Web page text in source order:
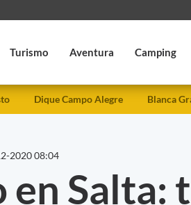
Turismo Aventura Camping
Dique Campo Alegre Blanca
2020 08:04
en Salta: